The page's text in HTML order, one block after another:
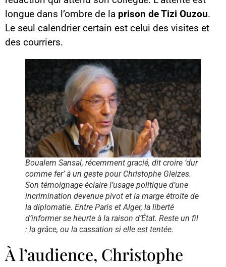
longue dans l’ombre de la prison de Tizi Ouzou.
Le seul calendrier certain est celui des visites et
des courriers.
Boualem Sansal, récemment gracié, dit croire ‘dur
comme fer’ à un geste pour Christophe Gleizes.
Son témoignage éclaire l’usage politique d’une
incrimination devenue pivot et la marge étroite de
la diplomatie. Entre Paris et Alger, la liberté
d’informer se heurte à la raison d’État. Reste un fil
: la grâce, ou la cassation si elle est tentée.
À l’audience, Christophe